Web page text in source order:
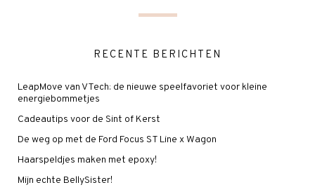
RECENTE BERICHTEN
LeapMove van VTech: de nieuwe speelfavoriet voor kleine
energiebommetjes
Cadeautips voor de Sint of Kerst
De weg op met de Ford Focus ST Line x Wagon
Haarspeldjes maken met epoxy!
Mijn echte BellySister!